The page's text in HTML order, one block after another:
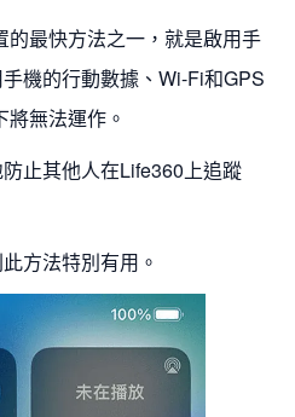
最快方法之一，就是啟用手
機的行動數據、Wi-Fi和GPS
無法運作。
止其他人在Life360上追蹤
方法特別有用。